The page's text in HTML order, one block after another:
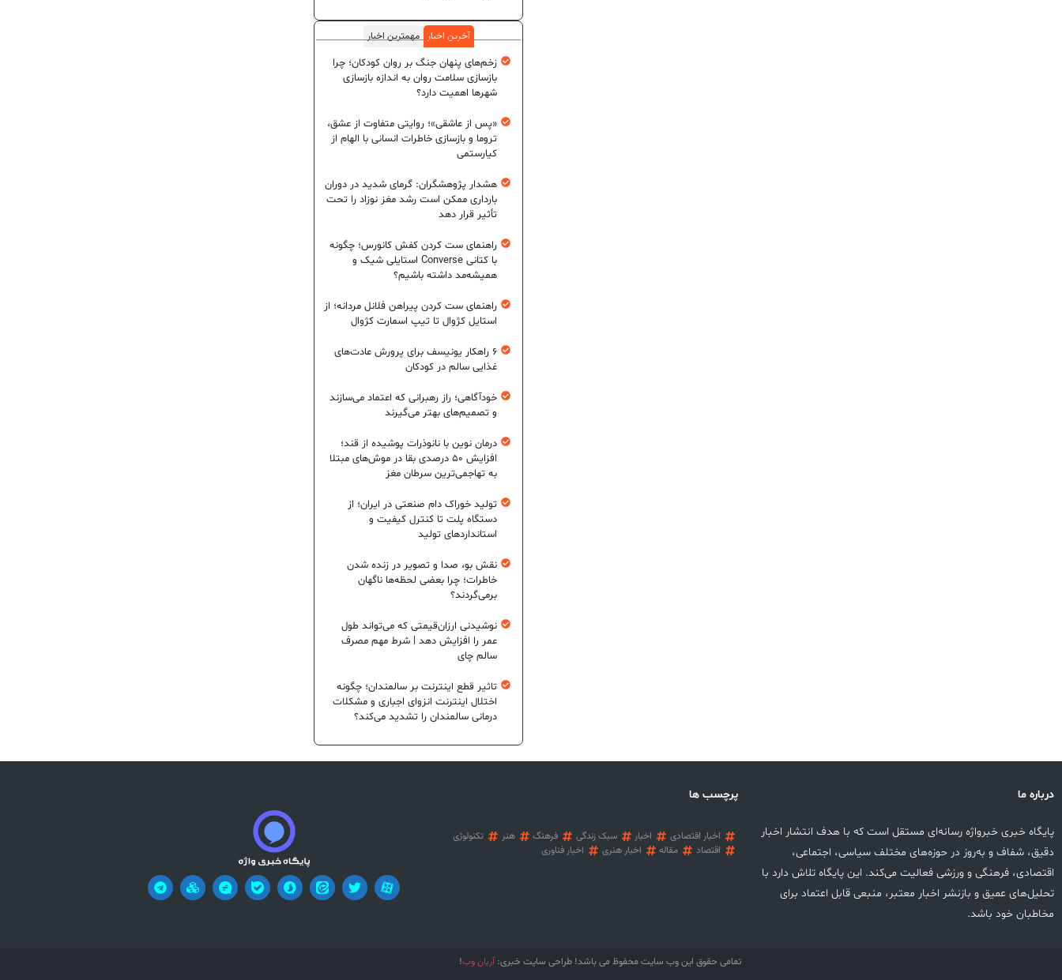
آخرین اخبار
مهمترین اخبار
زخم‌های پنهان جنگ بر روان کودکان؛ چرا
بازسازی سلامت روان به اندازه بازسازی
شهرها اهمیت دارد؟
«پس از عاشقی»؛ روایتی متفاوت از عشق،
تروما و بازسازی خاطرات انسانی با الهام از
کیارستمی
هشدار پژوهشگران: گرمای شدید در دوران
بارداری ممکن است رشد مغز نوزاد را تحت
تأثیر قرار دهد
راهنمای ست کردن کفش کانورس؛ چگونه
با کتانی Converse استایلی شیک و
همیشه‌مد داشته باشیم؟
راهنمای ست کردن پیراهن فلانل مردانه؛ از
استایل کژوال تا تیپ اسمارت کژوال
۶ راهکار یونیسف برای پرورش عادت‌های
غذایی سالم در کودکان
خودآگاهی؛ راز رهبرانی که اعتماد می‌سازند
و تصمیم‌های بهتر می‌گیرند
درمان نوین با نانوذرات پوشیده از قند؛
افزایش ۵۰ درصدی بقا در موش‌های مبتلا
به تهاجمی‌ترین سرطان مغز
تولید خوراک دام صنعتی در ایران؛ از
دستگاه پلت تا کنترل کیفیت و
استانداردهای تولید
نقش بو، صدا و تصویر در زنده شدن
خاطرات؛ چرا بعضی لحظه‌ها ناگهان
برمی‌گردند؟
نوشیدنی ارزان‌قیمتی که می‌تواند طول
عمر را افزایش دهد | شرط مهم مصرف
سالم چای
تاثیر قطع اینترنت بر سالمندان؛ چگونه
اختلال اینترنت انزوای اجباری و مشکلات
درمانی سالمندان را تشدید می‌کند؟
درباره ما
پایگاه خبری خبرواژه رسانه‌ای مستقل است که با هدف انتشار اخبار
دقیق، شفاف و به‌روز در حوزه‌های مختلف سیاسی، اجتماعی،
اقتصادی، فرهنگی و ورزشی فعالیت می‌کند. این پایگاه تلاش دارد با
تحلیل‌های عمیق و بازنشر اخبار معتبر، منبعی قابل اعتماد برای
مخاطبان خود باشد.
پرچسب ها
اخبار اقتصادی اخبار سبک زندگی فرهنگ هنر
تکنولوژی
اقتصاد
مقاله اخبار هنری اخبار فناوری
تمامی حقوق این وب سایت محفوظ می باشد! طراحی سایت خبری:آریان وب!